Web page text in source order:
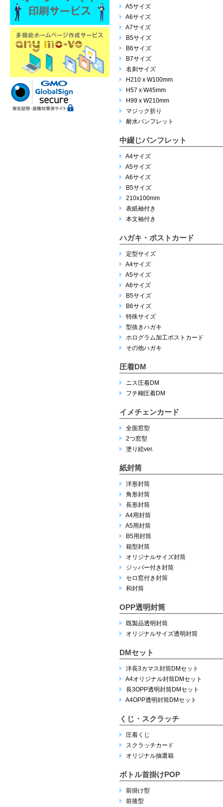
A5サイズ
A6サイズ
A7サイズ
B5サイズ
B6サイズ
B7サイズ
名刺サイズ
H210 x W100mm
H57 x W45mm
H99 x W210mm
マジック折り
耐水パンフレット
中綴じパンフレット
A4サイズ
A5サイズ
A6サイズ
B5サイズ
210x100mm
表紙袖付き
本文袖付き
ハガキ・ポストカード
定型サイズ
A4サイズ
A5サイズ
A6サイズ
B5サイズ
B6サイズ
特殊サイズ
型抜きハガキ
ホログラム加工ポストカード
その他ハガキ
圧着DM
ニス圧着DM
フチ糊圧着DM
イメチェンカード
全面窓型
2つ窓型
塗り絵ver.
紙封筒
洋形封筒
角形封筒
長形封筒
A4用封筒
A5用封筒
B5用封筒
箱型封筒
オリジナルサイズ封筒
ジッパー付き封筒
セロ窓付き封筒
和封筒
OPP透明封筒
既製品透明封筒
オリジナルサイズ透明封筒
DMセット
洋長3カマス封筒DMセット
A4オリジナル封筒DMセット
長3OPP透明封筒DMセット
A4OPP透明封筒DMセット
くじ・スクラッチ
圧着くじ
スクラッチカード
オリジナル抽選箱
ボトル首掛けPOP
前掛け型
前後型